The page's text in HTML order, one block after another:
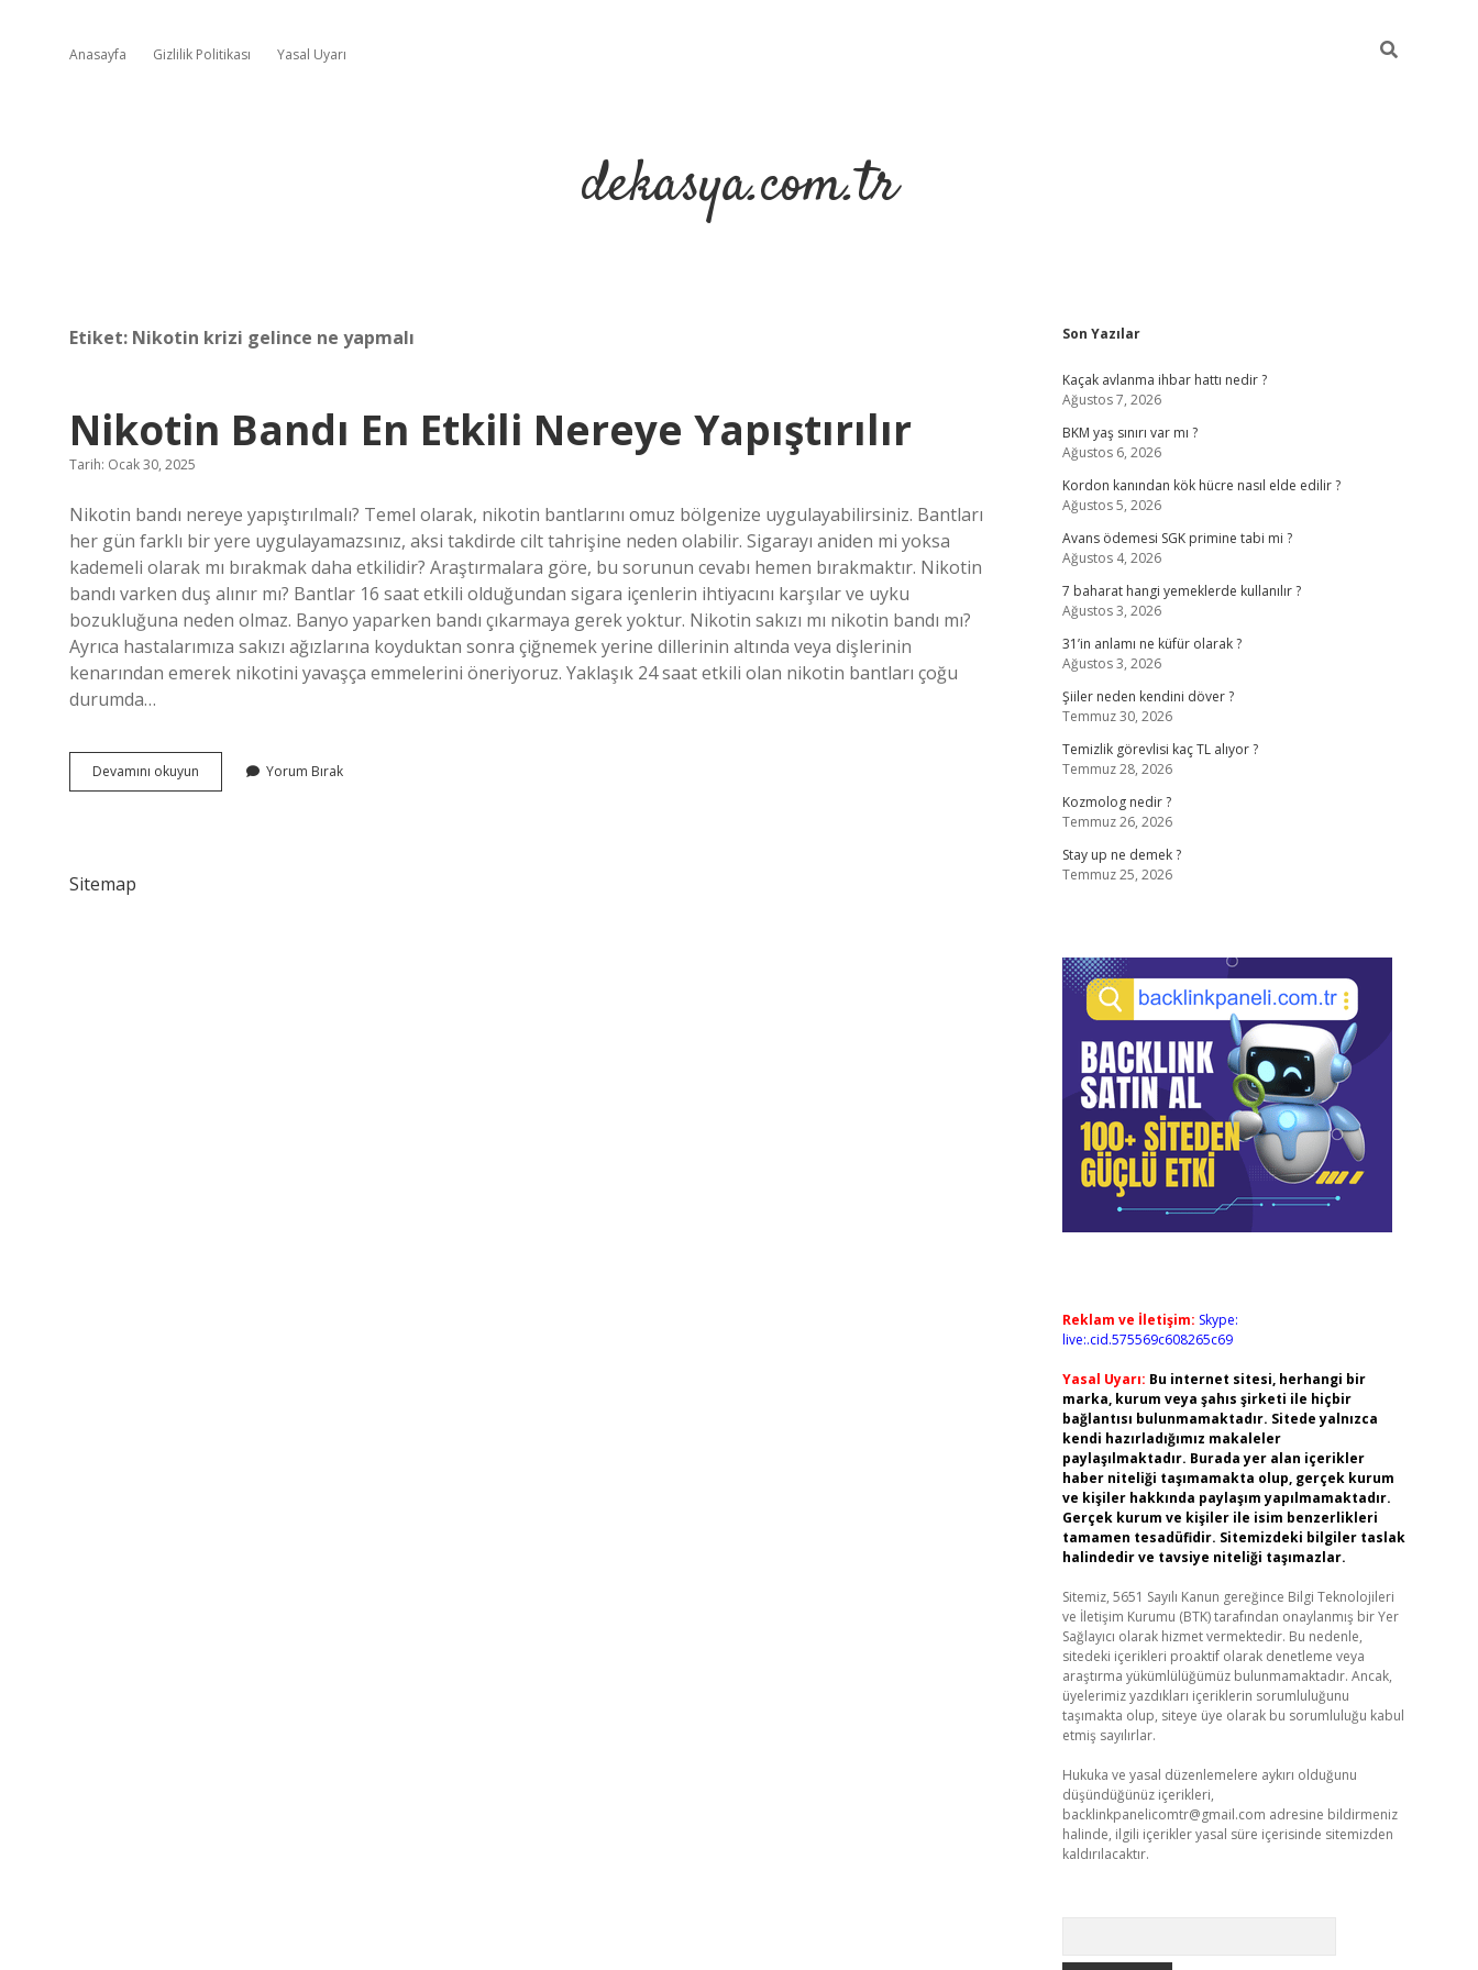
Anasayfa Gizlilik Politikası Yasal Uyarı
dekasya.com.tr
Etiket: Nikotin krizi gelince ne yapmalı
Nikotin Bandı En Etkili Nereye Yapıştırılır
Tarih: Ocak 30, 2025
Nikotin bandı nereye yapıştırılmalı? Temel olarak, nikotin bantlarını omuz bölgenize uygulayabilirsiniz. Bantları
her gün farklı bir yere uygulayamazsınız, aksi takdirde cilt tahrişine neden olabilir. Sigarayı aniden mi yoksa
kademeli olarak mı bırakmak daha etkilidir? Araştırmalara göre, bu sorunun cevabı hemen bırakmaktır. Nikotin
bandı varken duş alınır mı? Bantlar 16 saat etkili olduğundan sigara içenlerin ihtiyacını karşılar ve uyku
bozukluğuna neden olmaz. Banyo yaparken bandı çıkarmaya gerek yoktur. Nikotin sakızı mı nikotin bandı mı?
Ayrıca hastalarımıza sakızı ağızlarına koyduktan sonra çiğnemek yerine dillerinin altında veya dişlerinin
kenarından emerek nikotini yavaşça emmelerini öneriyoruz. Yaklaşık 24 saat etkili olan nikotin bantları çoğu
durumda…
Devamını okuyun
Bandı
Yorum Bırak
Sitemap
Sidebar
Son Yazılar
Kaçak avlanma ihbar hattı nedir ?
Ağustos 7, 2026
BKM yaş sınırı var mı ?
Ağustos 6, 2026
Kordon kanından kök hücre nasıl elde edilir ?
Ağustos 5, 2026
Avans ödemesi SGK primine tabi mi ?
Ağustos 4, 2026
7 baharat hangi yemeklerde kullanılır ?
Ağustos 3, 2026
31’in anlamı ne küfür olarak ?
Ağustos 3, 2026
Şiiler neden kendini döver ?
Temmuz 30, 2026
Temizlik görevlisi kaç TL alıyor ?
Temmuz 28, 2026
Kozmolog nedir ?
Temmuz 26, 2026
Stay up ne demek ?
Temmuz 25, 2026
Reklam ve İletişim: Skype:
live:.cid.575569c608265c69
Yasal Uyarı: Bu internet sitesi, herhangi bir
marka, kurum veya şahıs şirketi ile hiçbir
bağlantısı bulunmamaktadır. Sitede yalnızca
kendi hazırladığımız makaleler
paylaşılmaktadır. Burada yer alan içerikler
haber niteliği taşımamakta olup, gerçek kurum
ve kişiler hakkında paylaşım yapılmamaktadır.
Gerçek kurum ve kişiler ile isim benzerlikleri
tamamen tesadüfidir. Sitemizdeki bilgiler taslak
halindedir ve tavsiye niteliği taşımazlar.
Sitemiz, 5651 Sayılı Kanun gereğince Bilgi Teknolojileri
ve İletişim Kurumu (BTK) tarafından onaylanmış bir Yer
Sağlayıcı olarak hizmet vermektedir. Bu nedenle,
sitedeki içerikleri proaktif olarak denetleme veya
araştırma yükümlülüğümüz bulunmamaktadır. Ancak,
üyelerimiz yazdıkları içeriklerin sorumluluğunu
taşımakta olup, siteye üye olarak bu sorumluluğu kabul
etmiş sayılırlar.
Hukuka ve yasal düzenlemelere aykırı olduğunu
düşündüğünüz içerikleri,
backlinkpanelicomtr@gmail.com adresine bildirmeniz
halinde, ilgili içerikler yasal süre içerisinde sitemizden
kaldırılacaktır.
betexper giriş